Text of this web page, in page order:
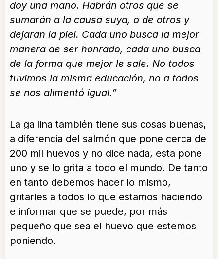
doy una mano. Habrán otros que se
sumarán a la causa suya, o de otros y
dejaran la piel. Cada uno busca la mejor
manera de ser honrado, cada uno busca
de la forma que mejor le sale. No todos
tuvimos la misma educación, no a todos
se nos alimentó igual.”
La gallina también tiene sus cosas buenas,
a diferencia del salmón que pone cerca de
200 mil huevos y no dice nada, esta pone
uno y se lo grita a todo el mundo. De tanto
en tanto debemos hacer lo mismo,
gritarles a todos lo que estamos haciendo
e informar que se puede, por más
pequeño que sea el huevo que estemos
poniendo.